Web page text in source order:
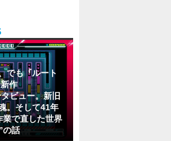
でも『ルート
作
ビュー。新旧
。そして41年
業で直した世界
の話